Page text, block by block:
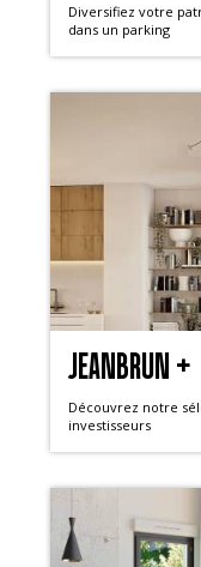
Diversifiez votre
dans un parking
JEANBRUN +
Découvrez notre
investisseurs